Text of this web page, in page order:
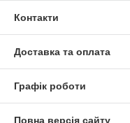
Контакти
Доставка та оплата
Графік роботи
Повна версія сайту